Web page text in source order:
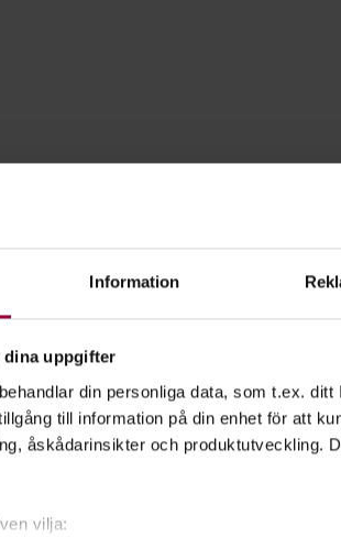
Information
dina uppgifter
behandlar din personliga data, som t.ex.
till information på din enhet för att
åskådarinsikter och produktutveckling.
vilja:
lär dig samtidigt
favoritspel.
och minst lika många
att prova dig fram och